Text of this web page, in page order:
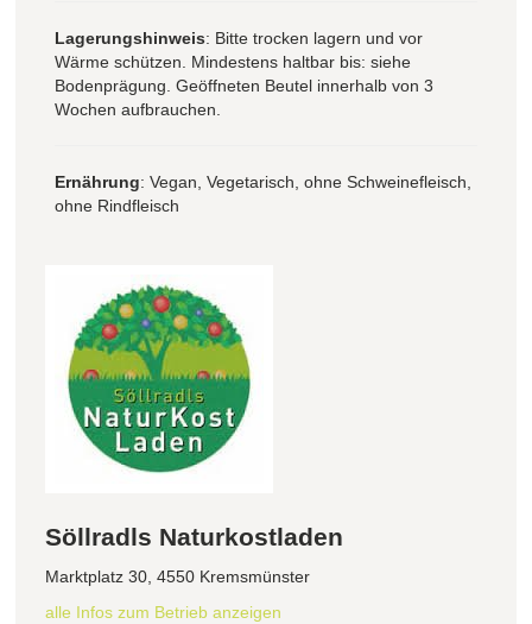
Lagerungshinweis: Bitte trocken lagern und vor
Wärme schützen. Mindestens haltbar bis: siehe
Bodenprägung. Geöffneten Beutel innerhalb von 3
Wochen aufbrauchen.
Ernährung: Vegan, Vegetarisch, ohne Schweinefleisch,
ohne Rindfleisch
Söllradls Naturkostladen
Marktplatz 30, 4550 Kremsmünster
alle Infos zum Betrieb anzeigen